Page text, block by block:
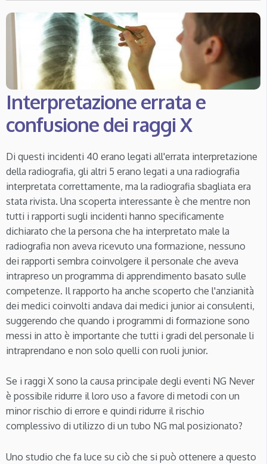
Interpretazione errata e
confusione dei raggi X
Di questi incidenti 40 erano legati all'errata interpretazione
della radiografia, gli altri 5 erano legati a una radiografia
interpretata correttamente, ma la radiografia sbagliata era
stata rivista. Una scoperta interessante è che mentre non
tutti i rapporti sugli incidenti hanno specificamente
dichiarato che la persona che ha interpretato male la
radiografia non aveva ricevuto una formazione, nessuno
dei rapporti sembra coinvolgere il personale che aveva
intrapreso un programma di apprendimento basato sulle
competenze. Il rapporto ha anche scoperto che l'anzianità
dei medici coinvolti andava dai medici junior ai consulenti,
suggerendo che quando i programmi di formazione sono
messi in atto è importante che tutti i gradi del personale li
intraprendano e non solo quelli con ruoli junior.
Se i raggi X sono la causa principale degli eventi NG Never
è possibile ridurre il loro uso a favore di metodi con un
minor rischio di errore e quindi ridurre il rischio
complessivo di utilizzo di un tubo NG mal posizionato?
Uno studio che fa luce su ciò che si può ottenere a questo